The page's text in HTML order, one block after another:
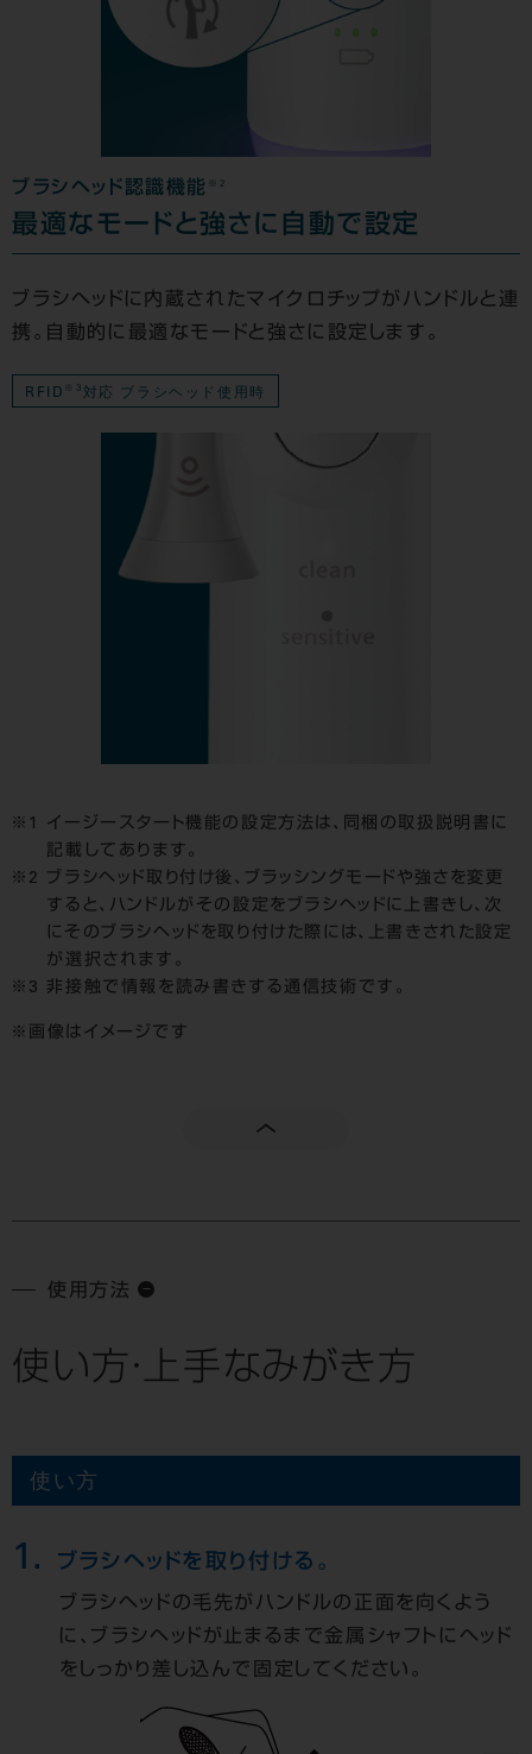
ブラシヘッド認識機能 ※2
最適なモードと強さに自動で設定
ブラシヘッドに内蔵されたマイクロチップがハンドルと連
携。自動的に最適なモードと強さに設定します。
RFID ※3 対応 ブラシヘッド使用時
イージースタート機能の設定方法は、同梱の取扱説明書に
記載してあります。
ブラシヘッド取り付け後、ブラッシングモードや強さを変更
すると、ハンドルがその設定をブラシヘッドに上書きし、次
にそのブラシヘッドを取り付けた際には、上書きされた設定
が選択されます。
非接触で情報を読み書きする通信技術です。
画像はイメージです
使用方法
使い方・上手なみがき方
使い方
1. ブラシヘッドを取り付ける。
ブラシヘッドの毛先がハンドルの正面を向くよう
に、ブラシヘッドが止まるまで金属シャフトにヘッド
をしっかり差し込んで固定してください。